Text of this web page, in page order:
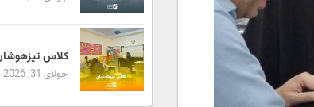
کلاس
جولای 31, 2026